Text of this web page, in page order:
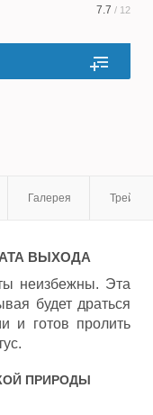
7.7 / 12
Галерея
ВЫХОДА
неизбежны. Эта
будет драться
и готов пролить
ПРИРОДЫ